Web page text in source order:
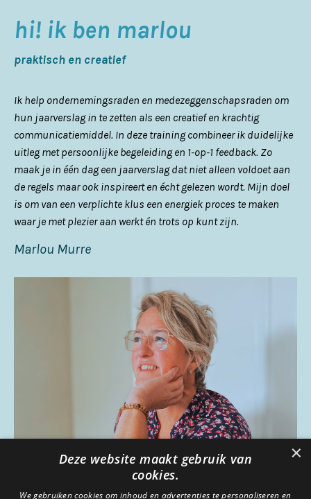
hi! ik ben marlou
praktisch en creatief
Ik help ondernemingsraden en medezeggenschapsraden om
hun jaarverslag in te zetten als een creatief en krachtig
communicatiemiddel. In deze training combineer ik duidelijke
uitleg met persoonlijke begeleiding en 1-op-1 feedback. Zo
maak je in één dag een jaarverslag dat niet alleen voldoet aan
de regels maar ook inspireert en écht gelezen wordt. Mijn doel
is om van een verplichte klus een energiek proces te maken
waar je met plezier aan werkt én trots op kunt zijn.
Marlou Murre
×
Deze website maakt gebruik van
cookies.
We gebruiken cookies om inhoud en advertenties te personaliseren en